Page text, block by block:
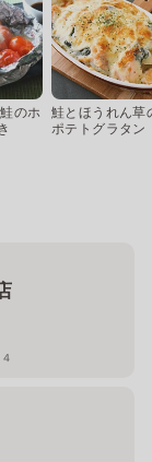
のホ
鮭とほうれん草
ポテトグラタン